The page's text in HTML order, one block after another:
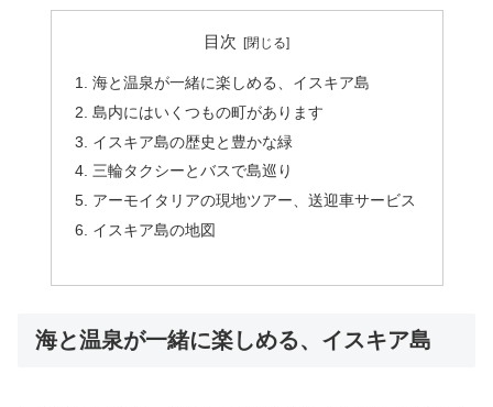
目次
海と温泉が一緒に楽しめる、イスキア島
島内にはいくつもの町があります
イスキア島の歴史と豊かな緑
三輪タクシーとバスで島巡り
アーモイタリアの現地ツアー、送迎車サービス
イスキア島の地図
海と温泉が一緒に楽しめる、イスキア島